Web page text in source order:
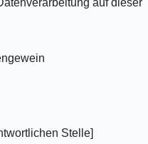
auf dieser
Stelle]